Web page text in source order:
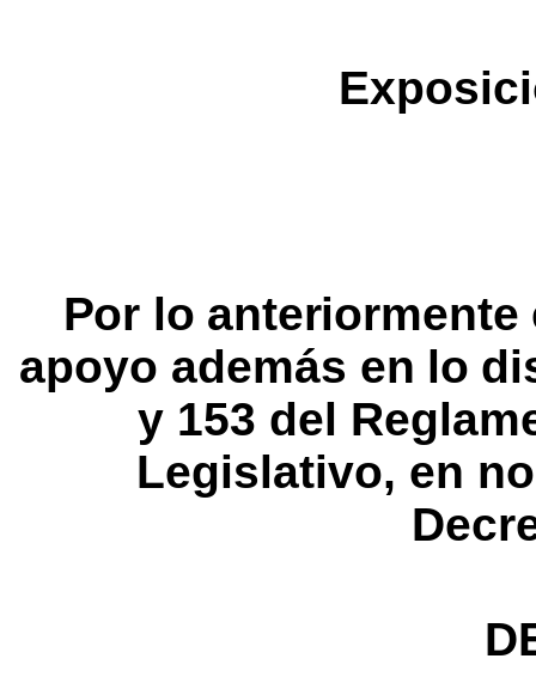
Por lo anteriormente
apoyo además en lo
y 153 del
Legislativo, en